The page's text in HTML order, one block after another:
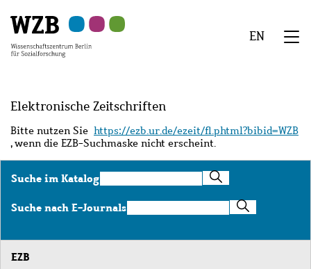
Hauptinhalt
springen
Navigation
springen
Suche
springen
Sekundärnavigation
springen
Fußzeile
springen
EN
Elektronische Zeitschriften
Bitte nutzen Sie https://ezb.ur.de/ezeit/fl.phtml?bibid=WZB
, wenn die EZB-Suchmaske nicht erscheint.
Suche im KatalogSuche
im
Katalog
Suche nach E-JournalsSuche
nach
Journals
EZB